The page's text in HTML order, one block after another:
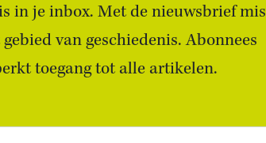
in je inbox. Met de nieuwsbrief mis
van geschiedenis. Abonnees
toegang tot alle artikelen.